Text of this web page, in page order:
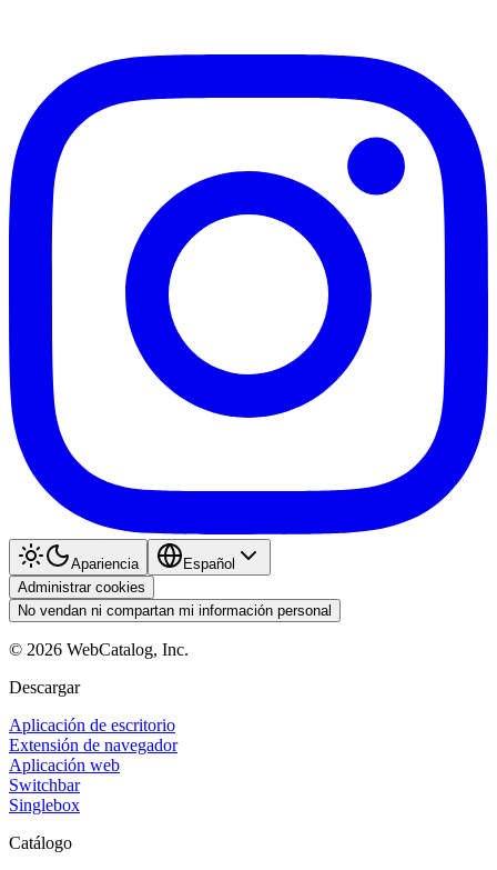
Apariencia
Español
Administrar cookies
No vendan ni compartan mi información personal
© 2026 WebCatalog, Inc.
Descargar
Aplicación de escritorio
Extensión de navegador
Aplicación web
Switchbar
Singlebox
Catálogo